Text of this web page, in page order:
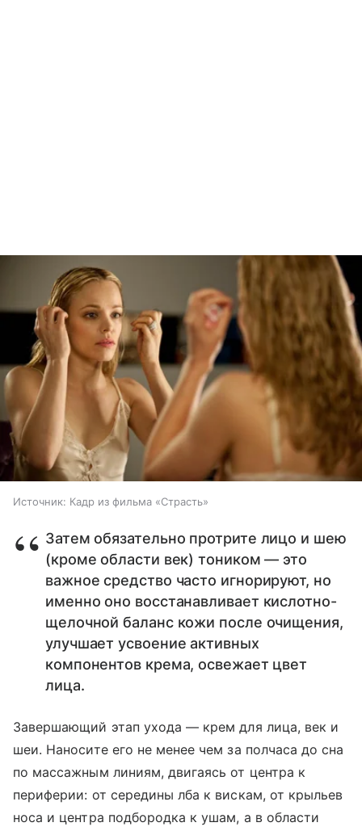
Источник: Кадр из фильма «Страсть»
Затем обязательно протрите лицо и шею
(кроме области век) тоником — это
важное средство часто игнорируют, но
именно оно восстанавливает кислотно-
щелочной баланс кожи после очищения,
улучшает усвоение активных
компонентов крема, освежает цвет
лица.
Завершающий этап ухода — крем для лица, век и
шеи. Наносите его не менее чем за полчаса до сна
по массажным линиям, двигаясь от центра к
периферии: от середины лба к вискам, от крыльев
носа и центра подбородка к ушам, а в области